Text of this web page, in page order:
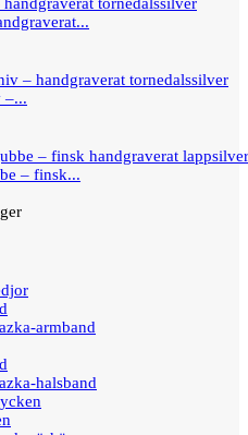
–...
– finsk...
armband
halsband